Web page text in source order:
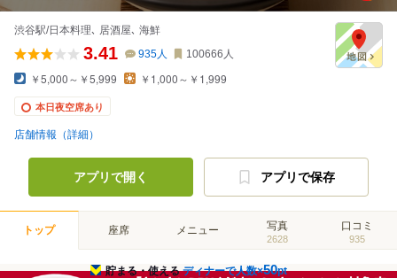
渋谷駅/日本料理､ 居酒屋､ 海鮮
3.41 935人 100666 人
￥5,000～￥5,999 ￥1,000～￥1,999
本日夜空席あり
店舗情報（詳細）
アプリで開く アプリで保存
トップ 座席 メニュー 写真
2628
口コミ
935
貯まる・使えるディナーで人数×50pt